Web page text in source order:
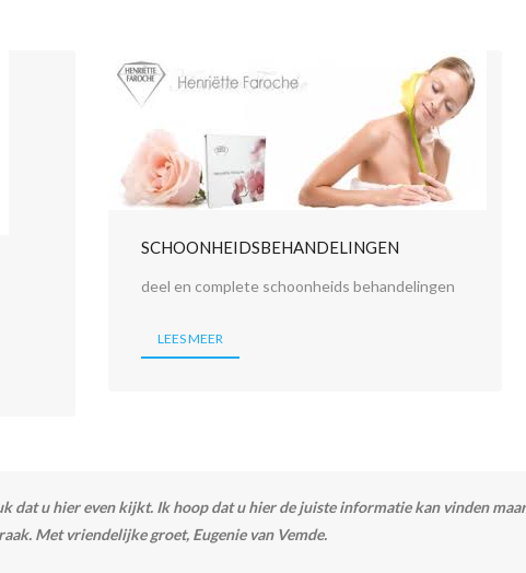
SCHOONHEIDSBEHANDELINGEN
deel en complete schoonheids behandelingen
LEES MEER
dat u hier even kijkt. Ik hoop dat u hier de juiste informatie kan vinden
Met vriendelijke groet, Eugenie van Vemde.